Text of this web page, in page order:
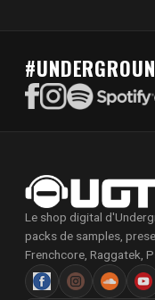
Le shop digital
packs de samples,
Frenchcore, Raggatek,